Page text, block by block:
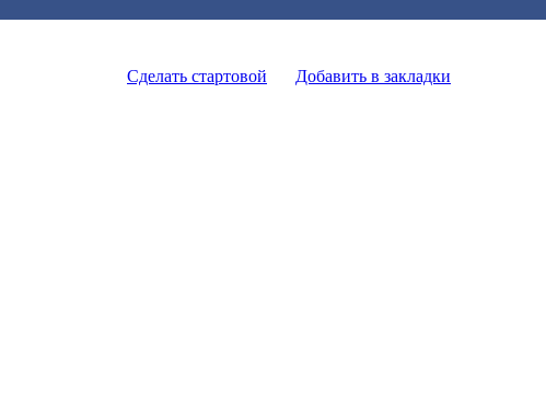
Сделать стартовой
Добавить в закладки